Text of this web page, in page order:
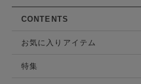
CONTENTS
お気に入りアイテム
特集